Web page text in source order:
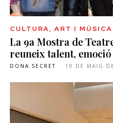
CULTURA, ART I MÚSICA
La 9a Mostra de
reuneix talent,
DONA SECRET - 19 DE MAIG